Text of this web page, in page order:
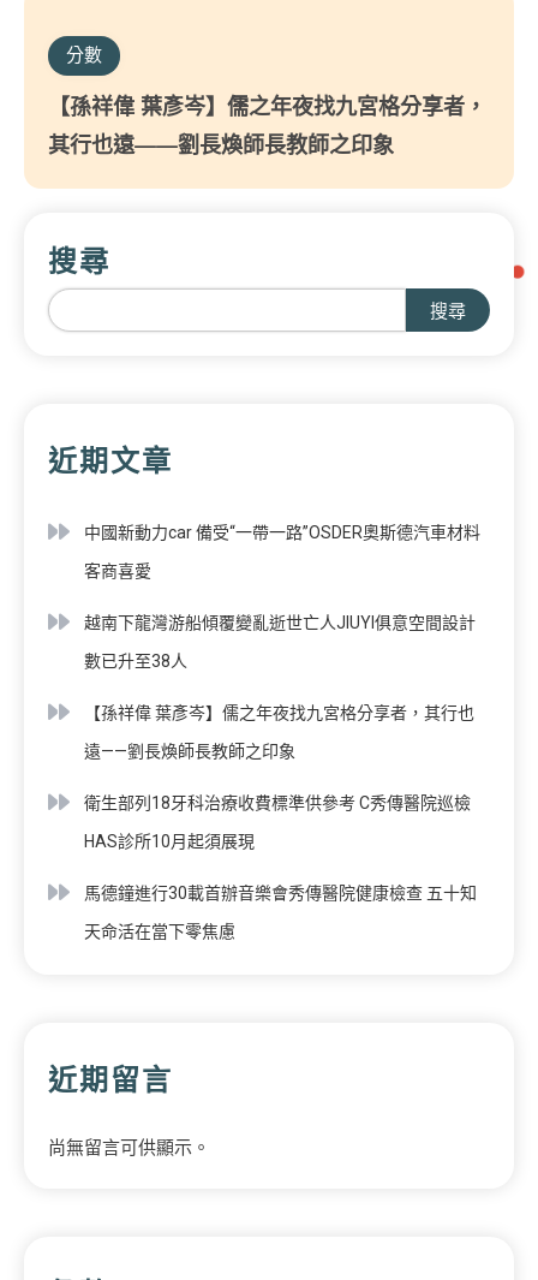
分數
【孫祥偉 葉彥岑】儒之年夜找九宮格分享者，
其行也遠——劉長煥師長教師之印象
搜尋
搜尋
近期文章
中國新動力car 備受“一帶一路”OSDER奧斯德汽車材料
客商喜愛
越南下龍灣游船傾覆變亂逝世亡人JIUYI俱意空間設計
數已升至38人
【孫祥偉 葉彥岑】儒之年夜找九宮格分享者，其行也
遠——劉長煥師長教師之印象
衛生部列18牙科治療收費標準供參考 C秀傳醫院巡檢
HAS診所10月起須展現
馬德鐘進行30載首辦音樂會秀傳醫院健康檢查 五十知
天命活在當下零焦慮
近期留言
尚無留言可供顯示。